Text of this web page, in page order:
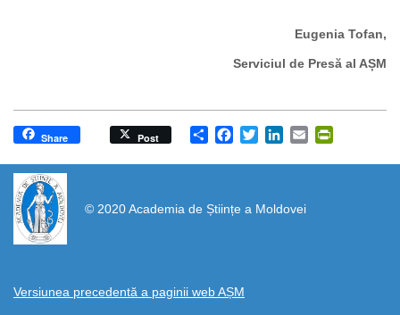
Eugenia Tofan,
Serviciul de Presă al AȘM
Share
Share Post Facebook
TwitterLinkedIn
Email
© 2020 Academia de Științe a Moldovei
Versiunea precedentă a paginii web AȘM
https://propletenie.ru/